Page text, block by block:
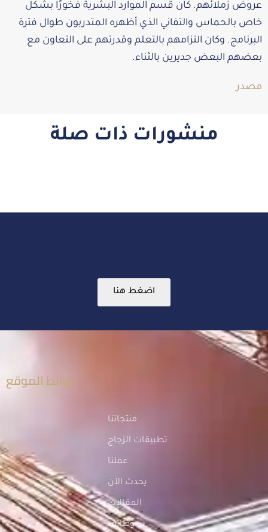
عروض زملائهم. كان قسم الموارد البشرية فخورًا بشكل
خاص بالحماس والتفاني الذي أظهره المتدربون طوال فترة
البرنامج. وكان التزامهم بالتعلم وقدرتهم على التعاون مع
بعضهم البعض جديرين بالثناء.
مصدر
منشورات ذات صلة
اضغط هنا
روابط الموقع
منتجاتنا
تطبيقات الزجاج
عملنا
يحدث الآن
المقالات
وظائف